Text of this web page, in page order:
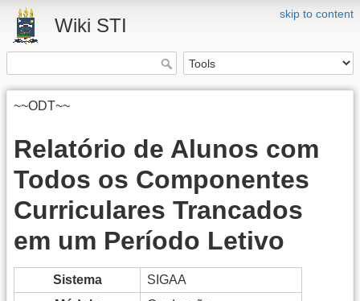
skip to content
Wiki STI
~~ODT~~
Relatório de Alunos com
Todos os Componentes
Curriculares Trancados
em um Período Letivo
Sistema
SIGAA